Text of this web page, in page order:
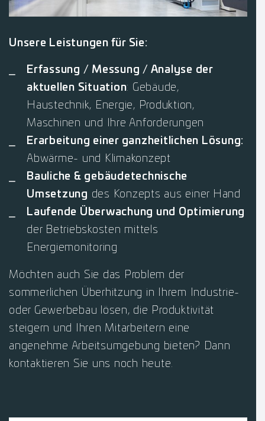
Unsere Leistungen für Sie:
Erfassung / Messung / Analyse der
aktuellen Situation: Gebäude,
Haustechnik, Energie, Produktion,
Maschinen und Ihre Anforderungen
Erarbeitung einer ganzheitlichen Lösung:
Abwärme- und Klimakonzept
Bauliche & gebäudetechnische
Umsetzung des Konzepts aus einer Hand
Laufende Überwachung und Optimierung
der Betriebskosten mittels
Energiemonitoring
Möchten auch Sie das Problem der
sommerlichen Überhitzung in Ihrem Industrie-
oder Gewerbebau lösen, die Produktivität
steigern und Ihren Mitarbeitern eine
angenehme Arbeitsumgebung bieten? Dann
kontaktieren Sie uns noch heute.